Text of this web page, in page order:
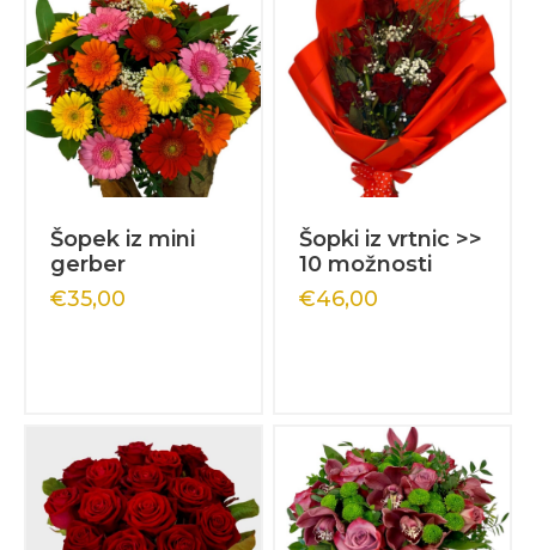
Šopek iz mini
gerber
€35,00
Šopki iz vrtnic >>
10 možnosti
€46,00